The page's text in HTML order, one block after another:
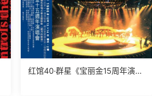
红馆40·群星《宝丽金15周年演唱